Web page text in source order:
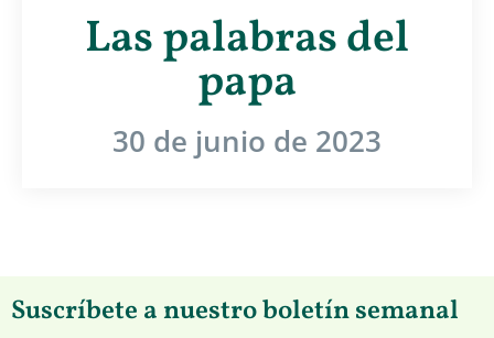
Las palabras del
papa
30 de junio de 2023
Suscríbete a nuestro boletín semanal